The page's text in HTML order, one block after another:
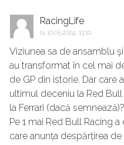
RacingLife
la 10.05.2024, 13:10
Viziunea sa de ansamblu
au transformat în cel mai
de GP din istorie. Dar care
ultimul deceniu la Red
la Ferrari (dacă semnează)?
Pe 1 mai Red Bull Racing
care anunța despărțirea